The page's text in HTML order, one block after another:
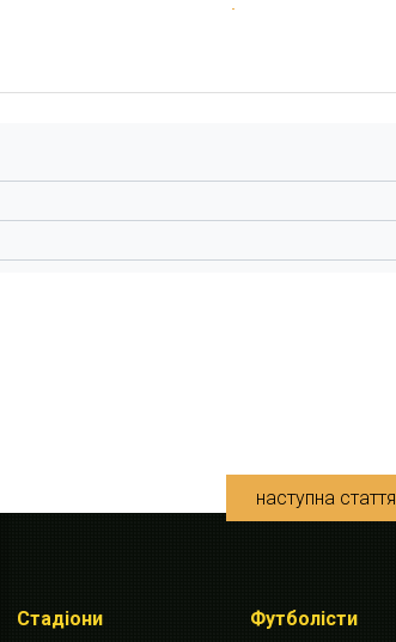
наступна стаття
Стадіони Футболісти